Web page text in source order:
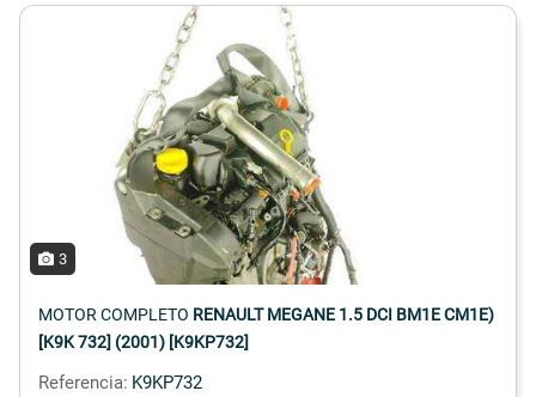
3
MOTOR COMPLETO RENAULT MEGANE 1.5 DCI BM1E CM1E)
[K9K 732] (2001) [K9KP732]
Referencia: K9KP732